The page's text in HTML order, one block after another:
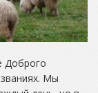
Доброго
Мы